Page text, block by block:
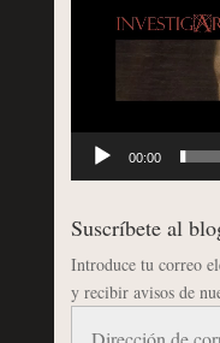
00:00
Suscríbete al
Introduce tu correo
y recibir avisos de